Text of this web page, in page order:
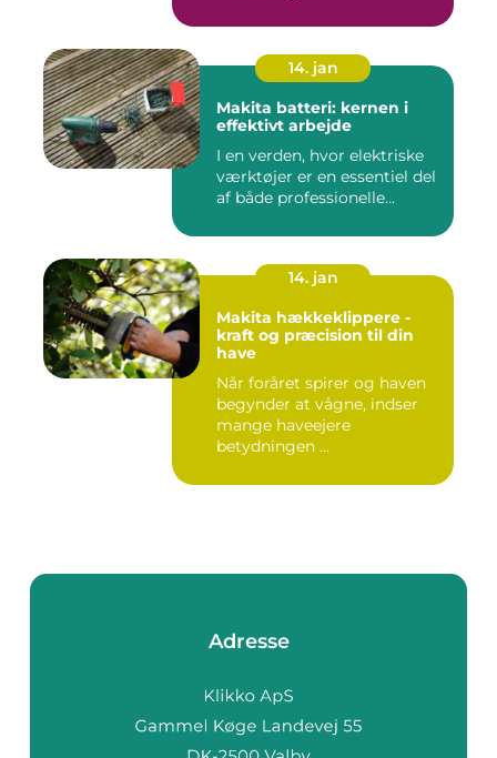
14. jan
Makita batteri: kernen i
effektivt arbejde
I en verden, hvor elektriske
værktøjer er en essentiel del
af både professionelle...
14. jan
Makita hækkeklippere -
kraft og præcision til din
have
Når foråret spirer og haven
begynder at vågne, indser
mange haveejere
betydningen ...
Adresse